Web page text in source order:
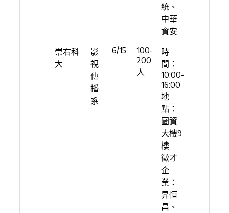
統、
中華
資安
崇右科
大
影
視
傳
播
系
6/15
100-
200
人
時
間：
10:00-
16:00
地
點：
圖資
大樓9
樓
徵才
企
業：
昇恒
昌、